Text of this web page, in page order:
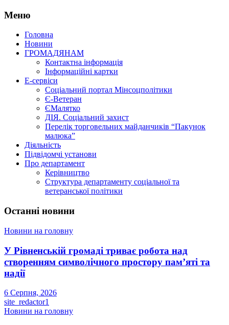
Меню
Головна
Новини
ГРОМАДЯНАМ
Контактна інформація
Інформаційні картки
Е-сервіси
Соціальний портал Мінсоцполітики
Є-Ветеран
ЄМалятко
ДІЯ. Соціальний захист
Перелік торговельних майданчиків “Пакунок
малюка”
Діяльність
Підвідомчі установи
Про департамент
Керівництво
Структура департаменту соціальної та
ветеранської політики
Останні новини
Новини на головну
У Рівненській громаді триває робота над
створенням символічного простору пам’яті та
надії
6 Серпня, 2026
site_redactor1
Новини на головну